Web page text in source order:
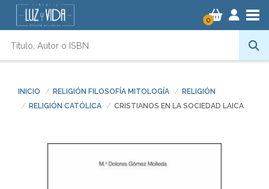
0
INICIO RELIGIÓN FILOSOFÍA MITOLOGÍA
RELIGIÓN
RELIGIÓN CATÓLICA
CRISTIANOS EN LA SOCIEDAD LAICA